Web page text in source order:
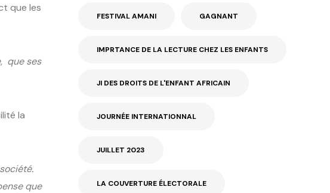
que les
que ses
la
que
FESTIVAL AMANI GAGNANT
IMPRTANCE DE LA LECTURE CHEZ LES ENFANTS
JI DES DROITS DE L'ENFANT AFRICAIN
JOURNÉE INTERNATIONNAL
JUILLET 2023
LA COUVERTURE ÉLECTORALE